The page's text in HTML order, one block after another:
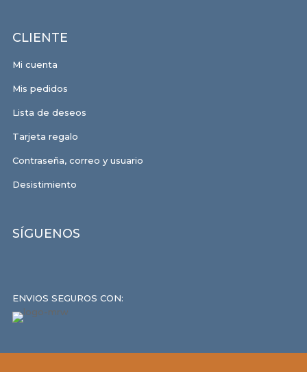
CLIENTE
Mi cuenta
Mis pedidos
Lista de deseos
Tarjeta regalo
Contraseña, correo y usuario
Desistimiento
SÍGUENOS
ENVIOS SEGUROS CON: